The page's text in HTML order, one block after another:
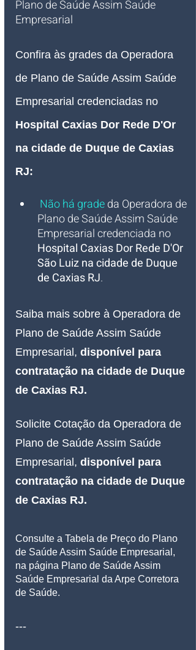
Plano de Saúde Assim Saúde
Empresarial
Confira às grades da Operadora
de Plano de Saúde Assim Saúde
Empresarial credenciadas no
Hospital Caxias Dor Rede D'Or
na cidade de Duque de Caxias
RJ:
Não há gradeda Operadora de
Plano de Saúde Assim Saúde
Empresarial credenciada no
Hospital Caxias Dor Rede D'Or
São Luiz na cidade de Duque
de Caxias RJ.
Saiba mais sobre à Operadora de
Plano de Saúde Assim Saúde
Empresarial, disponível para
contratação na cidade de Duque
de Caxias RJ.
Solicite Cotação da Operadora de
Plano de Saúde Assim Saúde
Empresarial, disponível para
contratação na cidade de Duque
de Caxias RJ.
Consulte a Tabela de Preço do Plano
de Saúde Assim Saúde Empresarial,
na página Plano de Saúde Assim
Saúde Empresarial da Arpe Corretora
de Saúde.
---